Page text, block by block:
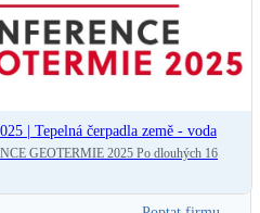
TĚŠIT?
majitel JRD
specialista na mělkou geotermii
injektáže vrtů
čerpadel
  s.r.o., zakladatel Refsite.info a
| Tepelná čerpadla země - voda
GEOTERMIE 2025 Po dlouhých 16